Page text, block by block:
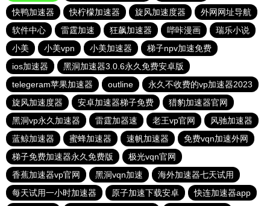
快鸭加速器
快柠檬加速器 旋风加速度器
外网网址导航
软件中心
雷霆加速 狂飙加速器 哔咔漫画
瑞乐小说
小美
小美vpn 小美加速器
梯子npv加速免费
ios加速器
黑洞加速器3.0.6永久免费安卓版
telegeram苹果加速器
outline
永久不收费的vp加速器2023
旋风加速度器
安卓加速器梯子免费
猎豹加速器官网
黑洞vp永久加速器
雷霆加器速 老王vp官网
风驰加速器
蓝鲸加速器
蜜蜂加速器 速帆加速器
免费vqn加速外网
梯子免费加速器永久免费版
极光vqn官网
香蕉加速器vp官网
黑洞vqn加速
海外加速器七天试用
每天试用一小时加速器
原子加速下载安卓 快连加速器app